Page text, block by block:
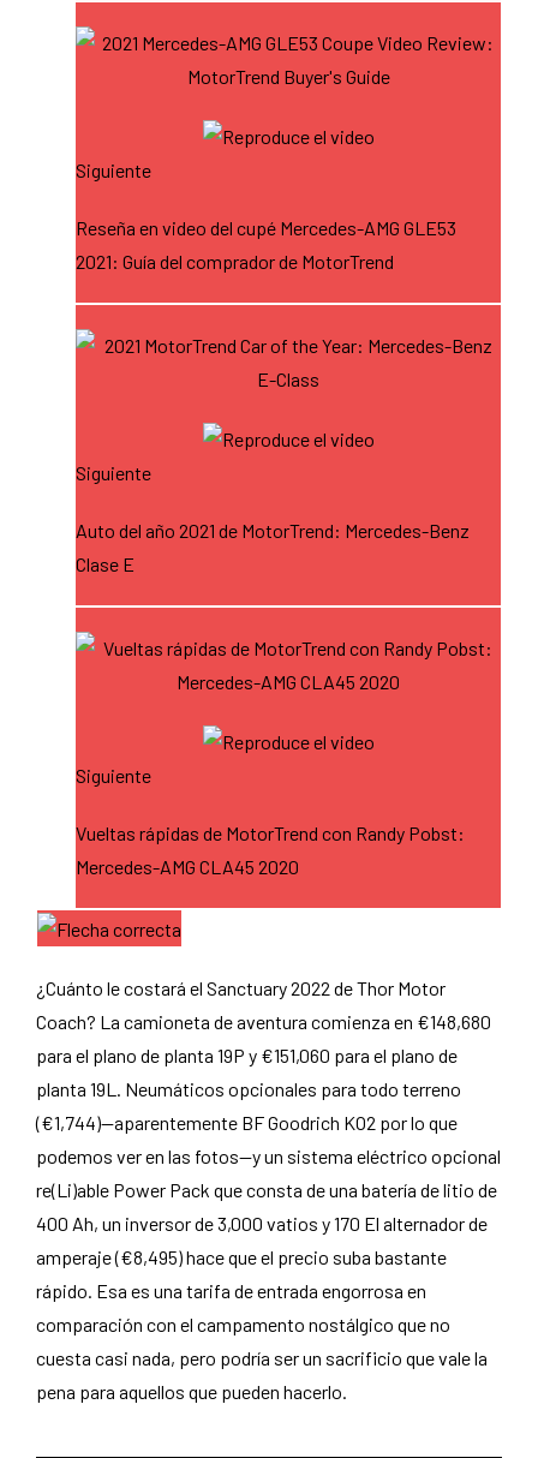
Siguiente
Reseña en video del cupé Mercedes-AMG GLE53
2021: Guía del comprador de MotorTrend
Siguiente
Auto del año 2021 de MotorTrend: Mercedes-Benz
Clase E
Siguiente
Vueltas rápidas de MotorTrend con Randy Pobst:
Mercedes-AMG CLA45 2020
¿Cuánto le costará el Sanctuary 2022 de Thor Motor
Coach? La camioneta de aventura comienza en €148,680
para el plano de planta 19P y €151,060 para el plano de
planta 19L. Neumáticos opcionales para todo terreno
(€1,744)—aparentemente BF Goodrich KO2 por lo que
podemos ver en las fotos—y un sistema eléctrico opcional
re(Li)able Power Pack que consta de una batería de litio de
400 Ah, un inversor de 3,000 vatios y 170 El alternador de
amperaje (€8,495) hace que el precio suba bastante
rápido. Esa es una tarifa de entrada engorrosa en
comparación con el campamento nostálgico que no
cuesta casi nada, pero podría ser un sacrificio que vale la
pena para aquellos que pueden hacerlo.